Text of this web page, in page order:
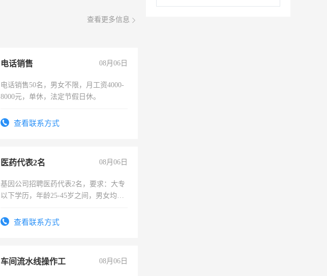
查看更多信息
电话销售 08月06日
电话销售50名，男女不限，月工资4000-
8000元，单休，法定节假日休。
查看联系方式
医药代表2名 08月06日
基因公司招聘医药代表2名，要求：大专
以下学历，年龄25-45岁之间，男女均
表或者有医学资质的优先，底薪+绩效，
查看联系方式
车间流水线操作工 08月06日